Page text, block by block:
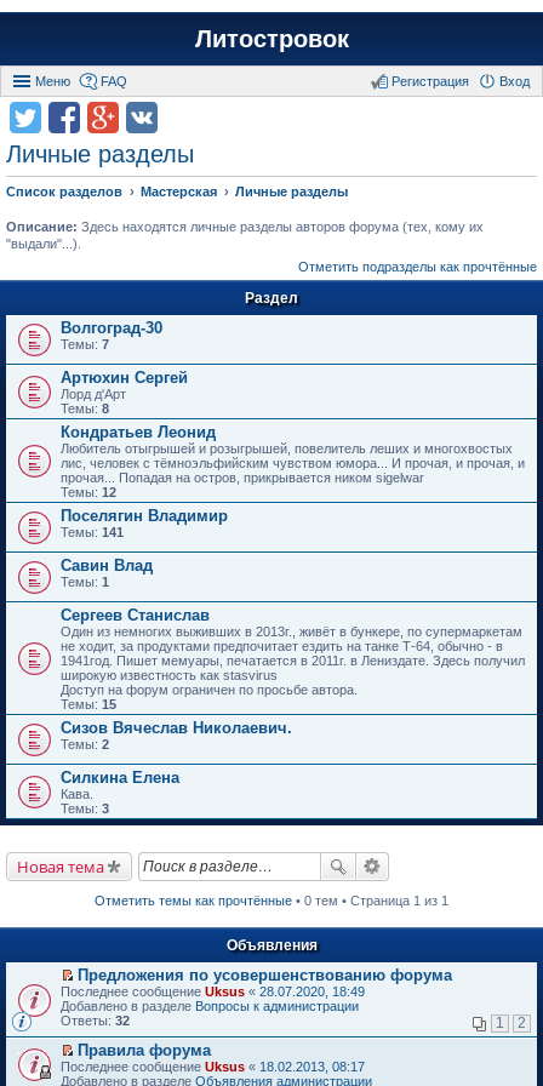
Литостровок
Меню FAQ Вход
Регистрация
Личные разделы
Список разделов Мастерская Личные разделы
Описание: Здесь находятся личные разделы авторов форума (тех, кому их
"выдали"...).
Отметить подразделы как прочтённые
Раздел
Волгоград-30
Темы: 7
Артюхин Сергей
Лорд д'Арт
Темы: 8
Кондратьев Леонид
Любитель отыгрышей и розыгрышей, повелитель леших и многохвостых
лис, человек с тёмноэльфийским чувством юмора... И прочая, и прочая, и
прочая... Попадая на остров, прикрывается ником sigelwar
Темы: 12
Поселягин Владимир
Темы: 141
Савин Влад
Темы: 1
Сергеев Станислав
Один из немногих выживших в 2013г., живёт в бункере, по супермаркетам
не ходит, за продуктами предпочитает ездить на танке Т-64, обычно - в
1941год. Пишет мемуары, печатается в 2011г. в Лениздате. Здесь получил
широкую известность как stasvirus
Доступ на форум ограничен по просьбе автора.
Темы: 15
Сизов Вячеслав Николаевич.
Темы: 2
Силкина Елена
Кава.
Темы: 3
Новая тема
Отметить темы как прочтённые • 0 тем • Страница 1 из 1
Объявления
П
е
р
й
т
и
Предложения по усовершенствованию форума
Последнее сообщение Uksus « 28.07.2020, 18:49
Добавлено в разделе Вопросы к администрации
Ответы: 32 1 2
П
е
Правила форума
Последнее сообщение Uksus « 18.02.2013, 08:17
Добавлено в разделе Объявления администрации